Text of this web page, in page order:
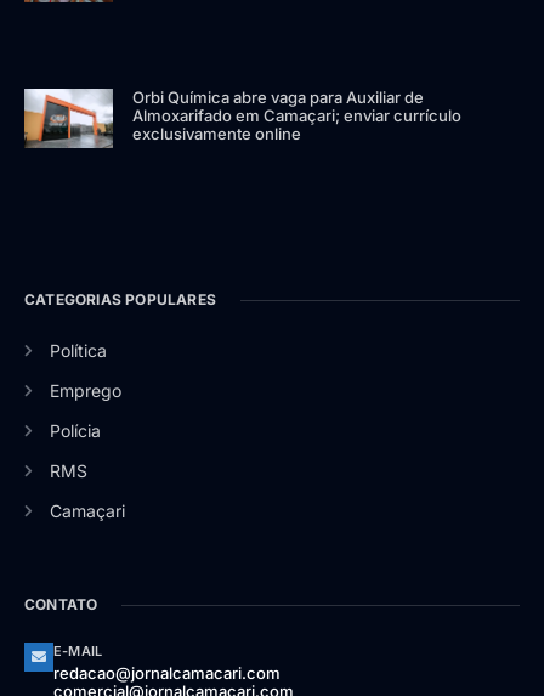
Orbi Química abre vaga para Auxiliar de
Almoxarifado em Camaçari; enviar currículo
exclusivamente online
CATEGORIAS POPULARES
Política
Emprego
Polícia
RMS
Camaçari
CONTATO
E-MAIL
redacao@jornalcamacari.com
comercial@jornalcamacari.com